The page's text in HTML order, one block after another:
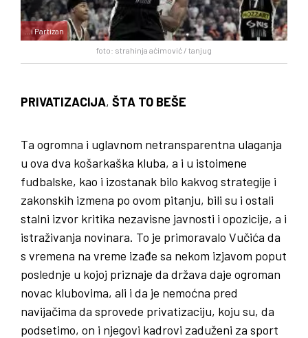
foto: strahinja aćimović / tanjug
…i Partizan
PRIVATIZACIJA, ŠTA TO BEŠE
Ta ogromna i uglavnom netransparentna ulaganja
u ova dva košarkaška kluba, a i u istoimene
fudbalske, kao i izostanak bilo kakvog strategije i
zakonskih izmena po ovom pitanju, bili su i ostali
stalni izvor kritika nezavisne javnosti i opozicije, a i
istraživanja novinara. To je primoravalo Vučića da
s vremena na vreme izađe sa nekom izjavom poput
poslednje u kojoj priznaje da država daje ogroman
novac klubovima, ali i da je nemoćna pred
navijačima da sprovede privatizaciju, koju su, da
podsetimo, on i njegovi kadrovi zaduženi za sport